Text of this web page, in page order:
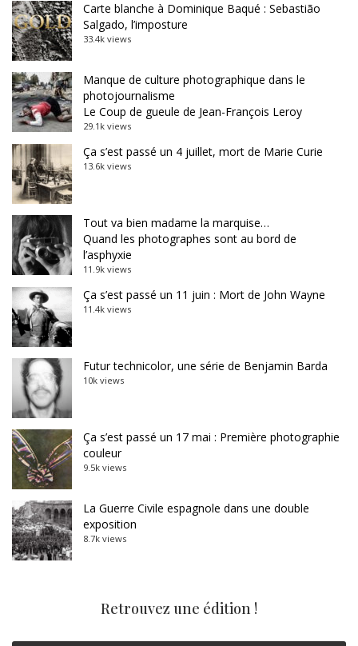
Carte blanche à Dominique Baqué : Sebastião
Salgado, l’imposture
33.4k views
Manque de culture photographique dans le
photojournalisme
Le Coup de gueule de Jean-François Leroy
29.1k views
Ça s’est passé un 4 juillet, mort de Marie Curie
13.6k views
Tout va bien madame la marquise…
Quand les photographes sont au bord de
l’asphyxie
11.9k views
Ça s’est passé un 11 juin : Mort de John Wayne
11.4k views
Futur technicolor, une série de Benjamin Barda
10k views
Ça s’est passé un 17 mai : Première photographie
couleur
9.5k views
La Guerre Civile espagnole dans une double
exposition
8.7k views
Retrouvez une édition !